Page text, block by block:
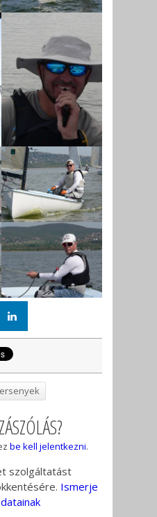
be kell jelentkezni.
szolgáltatást
Ismerje